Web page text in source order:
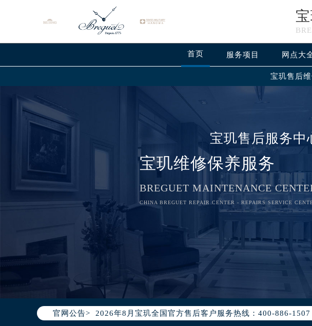
首页 服务项目 网点大
宝玑售后
宝玑售后服务中
宝玑维修保养服务
BREGUET MAINTENANCE
CHINA BREGUET REPAIR CENTER - REPAIRS SERVICE
官网公告>
2026年8月宝玑中国区售后服务网络优化升级公告
2026年8月宝玑全国官方售后客户服务热线：400-886-1507
宝玑官方全国统一服务热线400-886-1507，服务覆盖中国